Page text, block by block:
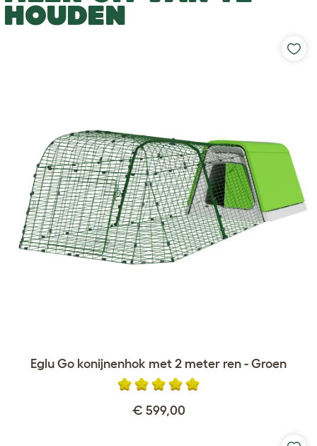
HOUDEN
Eglu Go konijnenhok met 2 meter ren - Groen
€ 599,00